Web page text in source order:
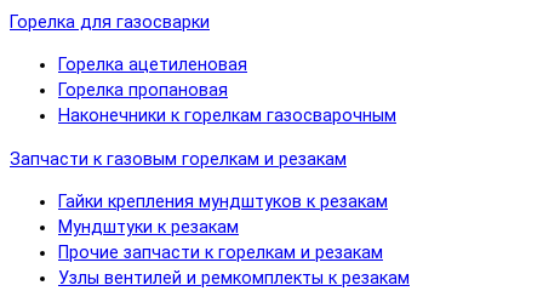
Горелка для газосварки
Горелка ацетиленовая
Горелка пропановая
Наконечники к горелкам газосварочным
Запчасти к газовым горелкам и резакам
Гайки крепления мундштуков к резакам
Мундштуки к резакам
Прочие запчасти к горелкам и резакам
Узлы вентилей и ремкомплекты к резакам